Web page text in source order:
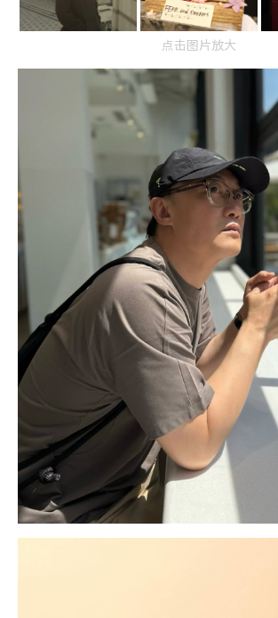
点击图片放大